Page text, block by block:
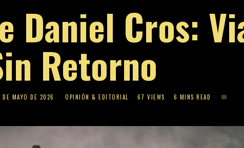
Daniel Cros:
Retorno
DE MAYO DE 2026 OPINIÓN & EDITORIAL 67 VIEWS 6 MINS READ